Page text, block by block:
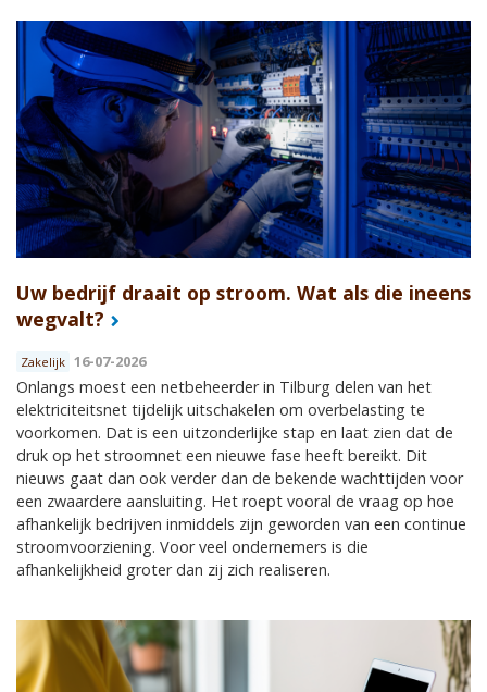
Uw bedrijf draait op stroom. Wat als die ineens
wegvalt?
Zakelijk 16-07-2026
Onlangs moest een netbeheerder in Tilburg delen van het
elektriciteitsnet tijdelijk uitschakelen om overbelasting te
voorkomen. Dat is een uitzonderlijke stap en laat zien dat de
druk op het stroomnet een nieuwe fase heeft bereikt. Dit
nieuws gaat dan ook verder dan de bekende wachttijden voor
een zwaardere aansluiting. Het roept vooral de vraag op hoe
afhankelijk bedrijven inmiddels zijn geworden van een continue
stroomvoorziening. Voor veel ondernemers is die
afhankelijkheid groter dan zij zich realiseren.